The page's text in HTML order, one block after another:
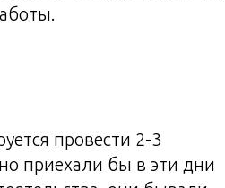
провести 2-3
приехали бы в эти дни